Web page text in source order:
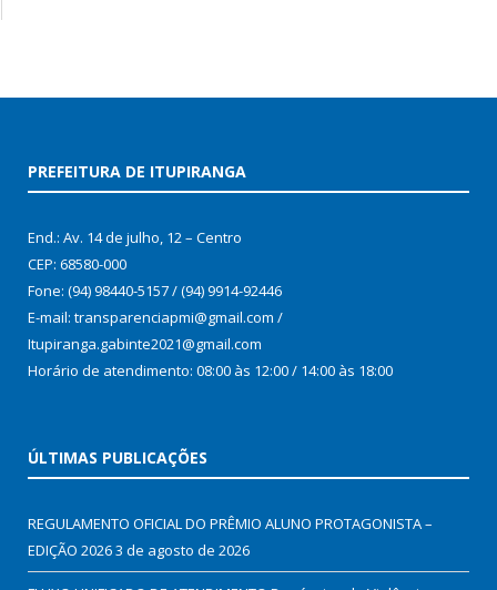
PREFEITURA DE ITUPIRANGA
End.: Av. 14 de julho, 12 – Centro
CEP: 68580-000
Fone: (94) 98440-5157 / (94) 9914-92446
E-mail: transparenciapmi@gmail.com /
Itupiranga.gabinte2021@gmail.com
Horário de atendimento: 08:00 às 12:00 / 14:00 às 18:00
ÚLTIMAS PUBLICAÇÕES
REGULAMENTO OFICIAL DO PRÊMIO ALUNO PROTAGONISTA –
EDIÇÃO 20263 de agosto de 2026